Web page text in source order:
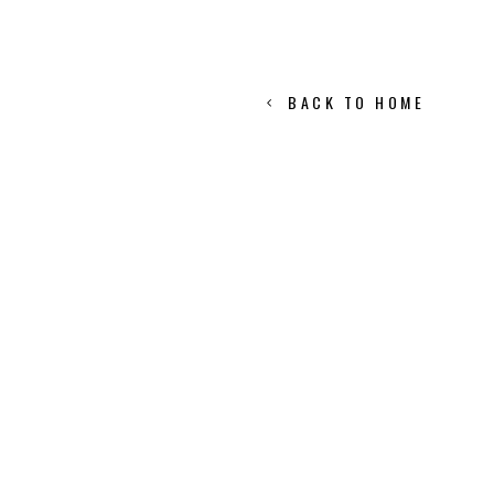
BACK TO HOME